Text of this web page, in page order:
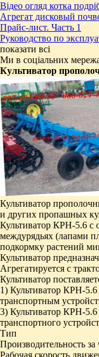
Відео огляд котка
Агрегат дисковый
Прайс-лист. Часть 1
Руководство по
показати всі
Ми в соціальних
Культиватор
Культиватор
и других пропашных
Культиватор КРН-5.6 с
междурядьях (лапами
подкормку растений
Культиватор
Агрегатируется с
Культиватор
1) Культиватор КРН-
транспортным
3) Культиватор КРН-
транспортного
Тип
Производительность
Рабочая скорость